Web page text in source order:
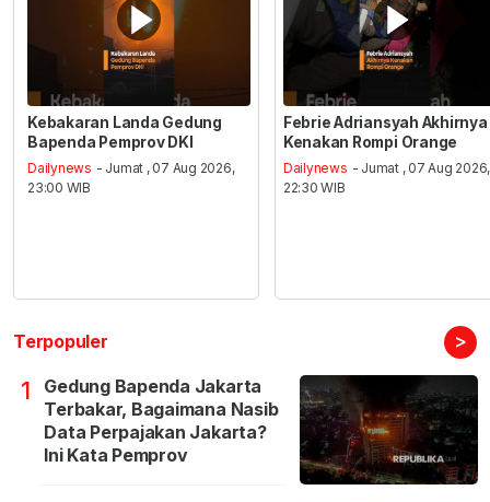
Kebakaran Landa Gedung
Bapenda Pemprov DKI
Dailynews - Jumat , 07 Aug 2026,
23:00 WIB
Febrie Adriansyah Akhirnya
Kenakan Rompi Orange
Dailynews - Jumat , 07 Aug 2026,
22:30 WIB
Terpopuler >
1
Gedung Bapenda Jakarta
Terbakar, Bagaimana Nasib
Data Perpajakan Jakarta?
Ini Kata Pemprov